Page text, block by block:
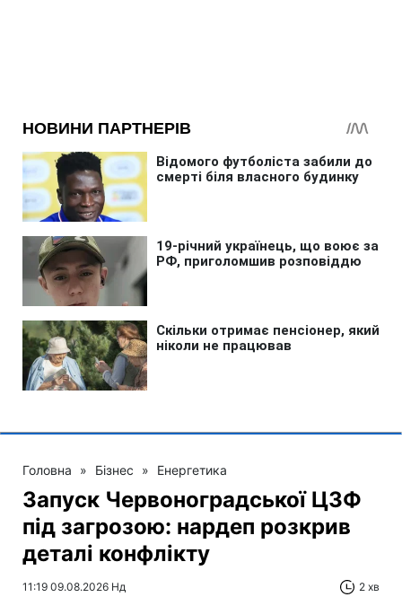
Головна » Бізнес » Енергетика
Запуск Червоноградської ЦЗФ
під загрозою: нардеп розкрив
деталі конфлікту
11:19 09.08.2026 Нд 2 хв